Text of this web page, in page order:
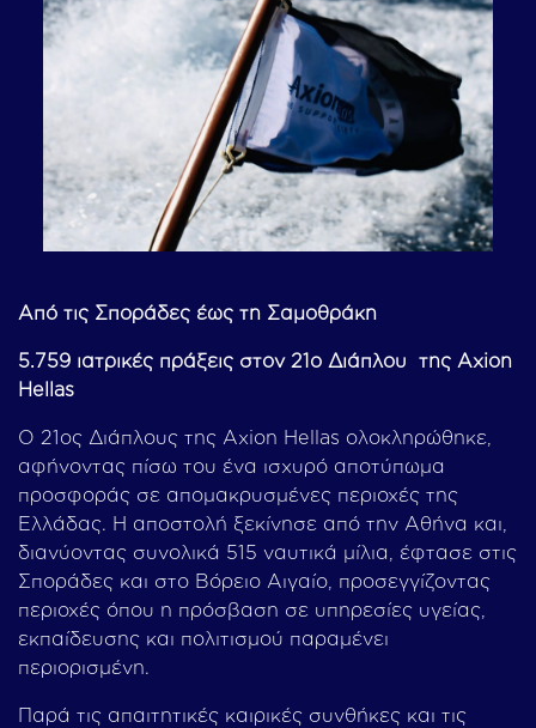
Από τις Σποράδες έως τη Σαμοθράκη
5.759 ιατρικές πράξεις στον 21ο Διάπλου της Axion
Hellas
Ο 21ος Διάπλους της Axion Hellas ολοκληρώθηκε,
αφήνοντας πίσω του ένα ισχυρό αποτύπωμα
προσφοράς σε απομακρυσμένες περιοχές της
Ελλάδας. Η αποστολή ξεκίνησε από την Αθήνα και,
διανύοντας συνολικά 515 ναυτικά μίλια, έφτασε στις
Σποράδες και στο Βόρειο Αιγαίο, προσεγγίζοντας
περιοχές όπου η πρόσβαση σε υπηρεσίες υγείας,
εκπαίδευσης και πολιτισμού παραμένει
περιορισμένη.
Παρά τις απαιτητικές καιρικές συνθήκες και τις